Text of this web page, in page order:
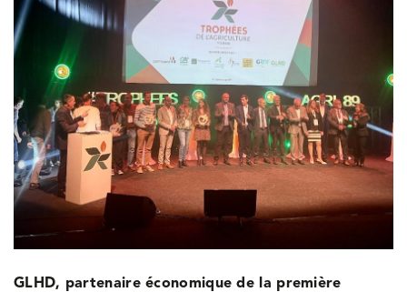
GLHD, partenaire économique de la première